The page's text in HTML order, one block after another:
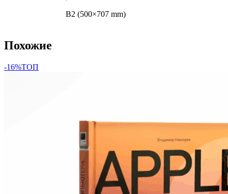
B2 (500×707 mm)
Похожие
-16%ТОП